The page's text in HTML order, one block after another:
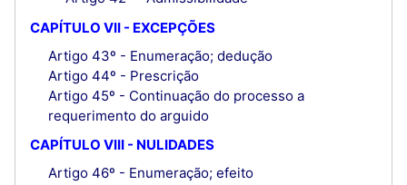
CAPÍTULO VII - EXCEPÇÕES
Artigo 43º - Enumeração; dedução
Artigo 44º - Prescrição
Artigo 45º - Continuação do processo a
requerimento do arguido
CAPÍTULO VIII - NULIDADES
Artigo 46º - Enumeração; efeito